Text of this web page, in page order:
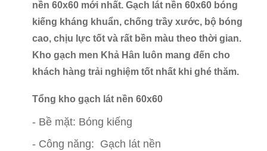
nền 60x60 mới nhất. Gạch lát nền 60x60 bóng
kiếng kháng khuẩn, chống trầy xước, bộ bóng
cao, chịu lực tốt và rất bền màu theo thời gian.
Kho gạch men Khả Hân luôn mang đến cho
khách hàng trải nghiệm tốt nhất khi ghé thăm.
Tổng kho gạch lát nền 60x60
- Bề mặt: Bóng kiếng
- Công năng: Gạch lát nền